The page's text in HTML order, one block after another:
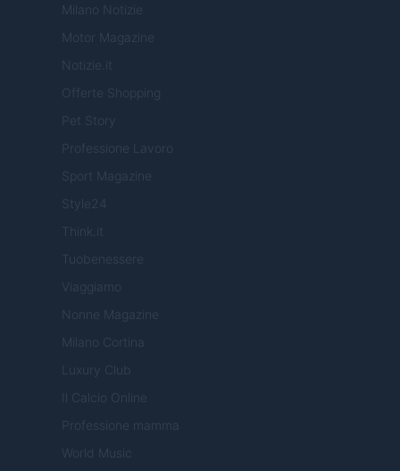
Milano Notizie
Motor Magazine
Notizie.it
Offerte Shopping
Pet Story
Professione Lavoro
Sport Magazine
Style24
Think.it
Tuobenessere
Viaggiamo
Nonne Magazine
Milano Cortina
Luxury Club
Il Calcio Online
Professione mamma
World Music